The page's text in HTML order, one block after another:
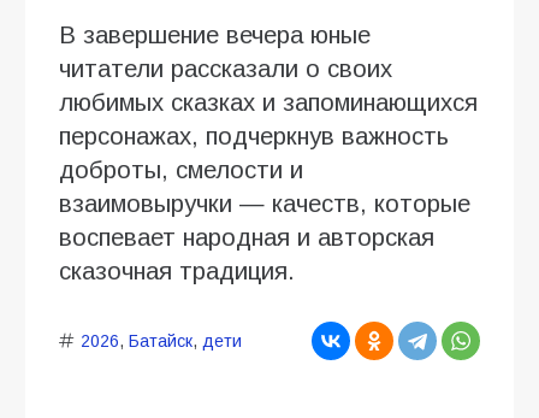
В завершение вечера юные
читатели рассказали о своих
любимых сказках и запоминающихся
персонажах, подчеркнув важность
доброты, смелости и
взаимовыручки — качеств, которые
воспевает народная и авторская
сказочная традиция.
2026, Батайск, дети